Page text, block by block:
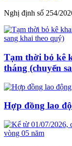
Nghị định số 254/
Tạm thời bỏ kê
tháng (chuyển
Hợp đồng lao